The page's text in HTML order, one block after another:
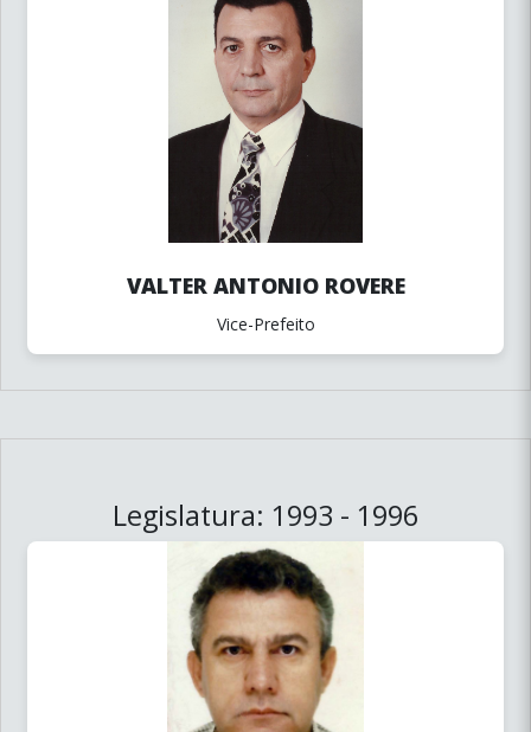
VALTER ANTONIO ROVERE
Vice-Prefeito
Legislatura: 1993 - 1996